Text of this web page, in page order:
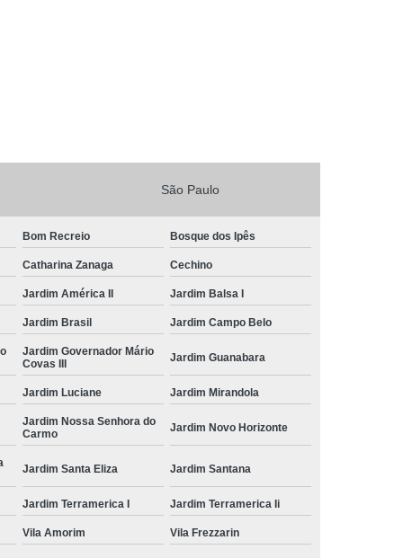
São Paulo
Bom Recreio Bosque dos Ipês
Catharina Zanaga Cechino
Jardim América II Jardim Balsa I
Jardim Brasil Jardim Campo Belo
Jardim Governador Mário
Covas III
Jardim Guanabara
Jardim Luciane Jardim Mirandola
Jardim Nossa Senhora do
Carmo
Jardim Novo Horizonte
Jardim Santa Eliza Jardim Santana
Jardim Terramerica I Jardim Terramerica Ii
Vila Amorim Vila Frezzarin